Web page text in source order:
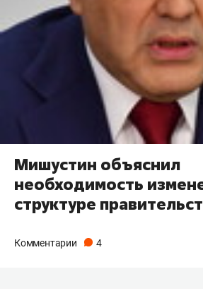
Мишустин объяснил
необходимость
структуре
Комментарии 4